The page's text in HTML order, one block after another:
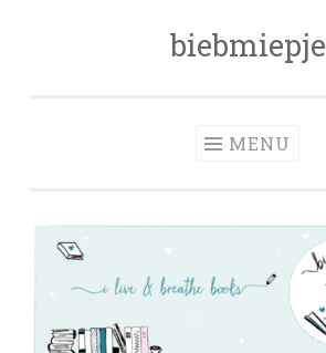
biebmiepje
MENU